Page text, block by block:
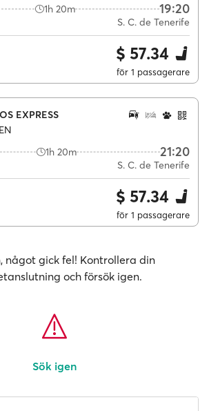
1h 20m 19:20
S. C. de Tenerife
$ 57.34
för 1 passagerare
EXPRESS
1h 20m 21:20
S. C. de Tenerife
$ 57.34
för 1 passagerare
något gick fel! Kontrollera din
och försök igen.
Sök igen